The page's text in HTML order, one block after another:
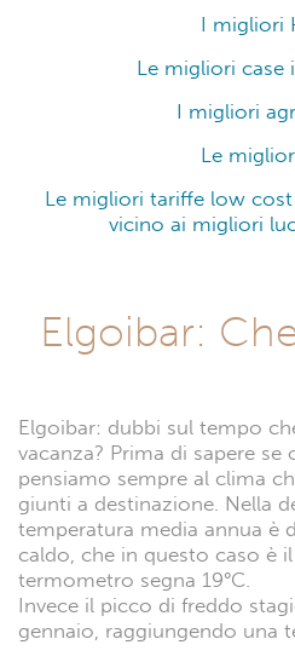
I migliori
Le migliori case
I migliori
Le
Le migliori tariffe low
vicino ai migliori
Elgoibar:
Elgoibar: dubbi sul tempo
vacanza? Prima di sapere se
pensiamo sempre al clima
giunti a destinazione. Nella
temperatura media annua è
caldo, che in questo caso è
termometro segna 19°C.
Invece il picco di freddo
gennaio, raggiungendo una